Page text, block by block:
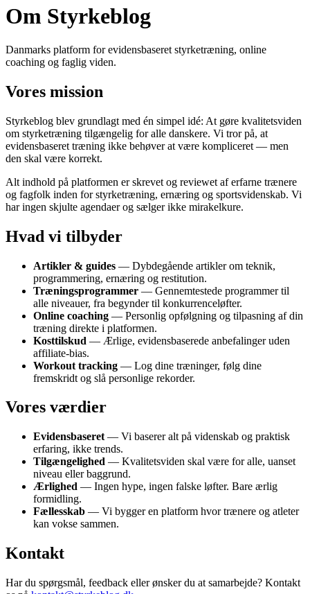
Om Styrkeblog
Danmarks platform for evidensbaseret styrketræning, online
coaching og faglig viden.
Vores mission
Styrkeblog blev grundlagt med én simpel idé: At gøre kvalitetsviden
om styrketræning tilgængelig for alle danskere. Vi tror på, at
evidensbaseret træning ikke behøver at være kompliceret — men
den skal være korrekt.
Alt indhold på platformen er skrevet og reviewet af erfarne trænere
og fagfolk inden for styrketræning, ernæring og sportsvidenskab. Vi
har ingen skjulte agendaer og sælger ikke mirakelkure.
Hvad vi tilbyder
Artikler & guides — Dybdegående artikler om teknik,
programmering, ernæring og restitution.
Træningsprogrammer — Gennemtestede programmer til
alle niveauer, fra begynder til konkurrenceløfter.
Online coaching — Personlig opfølgning og tilpasning af din
træning direkte i platformen.
Kosttilskud — Ærlige, evidensbaserede anbefalinger uden
affiliate-bias.
Workout tracking — Log dine træninger, følg dine
fremskridt og slå personlige rekorder.
Vores værdier
Evidensbaseret — Vi baserer alt på videnskab og praktisk
erfaring, ikke trends.
Tilgængelighed — Kvalitetsviden skal være for alle, uanset
niveau eller baggrund.
Ærlighed — Ingen hype, ingen falske løfter. Bare ærlig
formidling.
Fællesskab — Vi bygger en platform hvor trænere og atleter
kan vokse sammen.
Kontakt
Har du spørgsmål, feedback eller ønsker du at samarbejde? Kontakt